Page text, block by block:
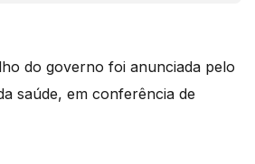
do governo foi anunciada pelo
saúde, em conferência de